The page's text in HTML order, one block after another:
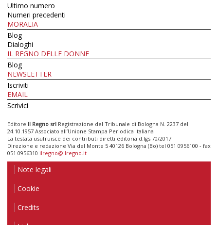
Ultimo numero
Numeri precedenti
MORALIA
Blog
Dialoghi
IL REGNO DELLE DONNE
Blog
NEWSLETTER
Iscriviti
EMAIL
Scrivici
Editore Il Regno srl Registrazione del Tribunale di Bologna N. 2237 del
24.10.1957 Associato all’Unione Stampa Periodica Italiana
La testata usufruisce dei contributi diretti editoria d.lgs 70/2017
Direzione e redazione Via del Monte 5 40126 Bologna (Bo) tel 051 0956100 - fax
051 0956310 ilregno@ilregno.it
Note legali
Cookie
Credits